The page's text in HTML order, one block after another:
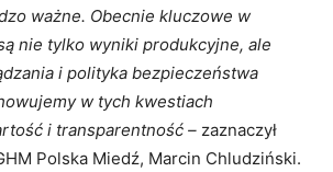
ważne. Obecnie kluczowe w
nie tylko wyniki produkcyjne, ale
i polityka bezpieczeństwa
w tych kwestiach
i transparentność – zaznaczył
Polska Miedź, Marcin Chludziński.